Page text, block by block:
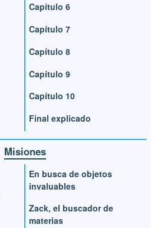
Capítulo 6
Capítulo 7
Capítulo 8
Capítulo 9
Capítulo 10
Final explicado
Misiones
En busca de objetos
invaluables
Zack, el buscador de
materias